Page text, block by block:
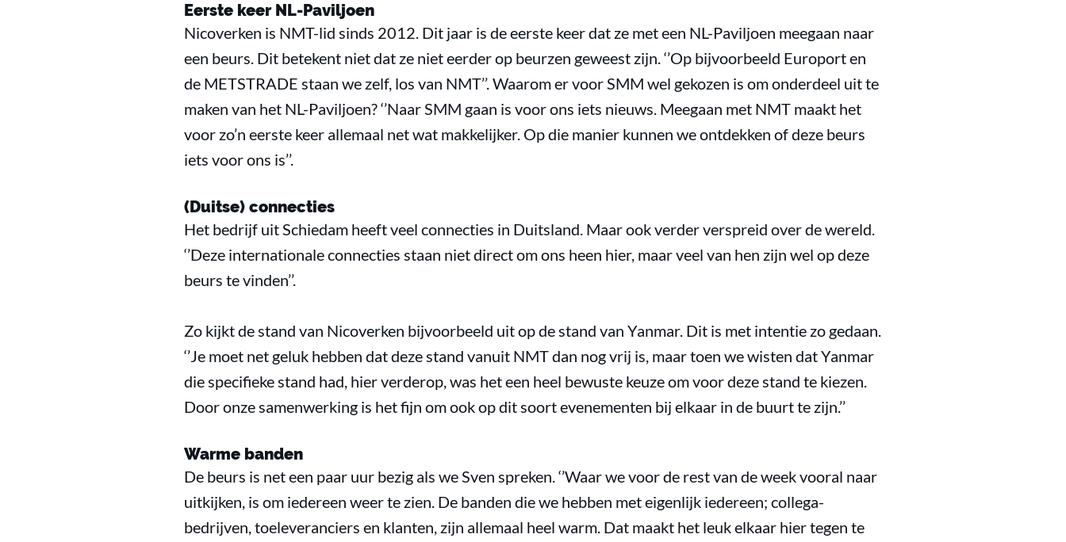
Eerste keer NL-Paviljoen
Nicoverken is NMT-lid sinds 2012. Dit jaar is de eerste keer dat ze met een NL-Paviljoen meegaan naar
een beurs. Dit betekent niet dat ze niet eerder op beurzen geweest zijn. ‘’Op bijvoorbeeld Europort en
de METSTRADE staan we zelf, los van NMT’’. Waarom er voor SMM wel gekozen is om onderdeel uit te
maken van het NL-Paviljoen? ‘’Naar SMM gaan is voor ons iets nieuws. Meegaan met NMT maakt het
voor zo’n eerste keer allemaal net wat makkelijker. Op die manier kunnen we ontdekken of deze beurs
iets voor ons is’’.
(Duitse) connecties
Het bedrijf uit Schiedam heeft veel connecties in Duitsland. Maar ook verder verspreid over de wereld.
‘’Deze internationale connecties staan niet direct om ons heen hier, maar veel van hen zijn wel op deze
beurs te vinden’’.
Zo kijkt de stand van Nicoverken bijvoorbeeld uit op de stand van Yanmar. Dit is met intentie zo gedaan.
‘’Je moet net geluk hebben dat deze stand vanuit NMT dan nog vrij is, maar toen we wisten dat Yanmar
die specifieke stand had, hier verderop, was het een heel bewuste keuze om voor deze stand te kiezen.
Door onze samenwerking is het fijn om ook op dit soort evenementen bij elkaar in de buurt te zijn.’’
Warme banden
De beurs is net een paar uur bezig als we Sven spreken. ‘’Waar we voor de rest van de week vooral naar
uitkijken, is om iedereen weer te zien. De banden die we hebben met eigenlijk iedereen; collega-
bedrijven, toeleveranciers en klanten, zijn allemaal heel warm. Dat maakt het leuk elkaar hier tegen te